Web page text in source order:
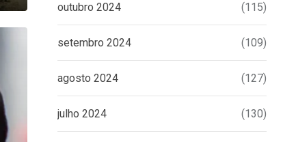
outubro 2024 (115)
setembro 2024 (109)
agosto 2024 (127)
julho 2024 (130)